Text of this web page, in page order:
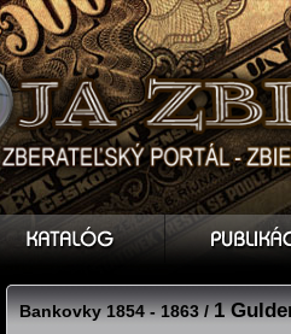
Bankovky 1854 - 1863 /1